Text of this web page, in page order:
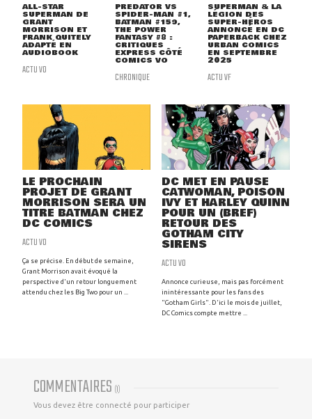
ALL-STAR
SUPERMAN DE
GRANT
MORRISON ET
FRANK QUITELY
ADAPTÉ EN
AUDIOBOOK
ACTU VO
PREDATOR VS
SPIDER-MAN #1,
BATMAN #159,
THE POWER
FANTASY #8 :
CRITIQUES
EXPRESS CÔTÉ
COMICS VO
CHRONIQUE
SUPERMAN & LA
LÉGION DES
SUPER-HÉROS
ANNONCÉ EN DC
PAPERBACK CHEZ
URBAN COMICS
EN SEPTEMBRE
2025
ACTU VF
LE PROCHAIN
PROJET DE GRANT
MORRISON SERA UN
TITRE BATMAN CHEZ
DC COMICS
ACTU VO
Ça se précise. En début de semaine,
Grant Morrison avait évoqué la
perspective d'un retour longuement
attendu chez les Big Two pour un ...
DC MET EN PAUSE
CATWOMAN, POISON
IVY ET HARLEY QUINN
POUR UN (BREF)
RETOUR DES
GOTHAM CITY
SIRENS
ACTU VO
Annonce curieuse, mais pas forcément
inintéressante pour les fans des
"Gotham Girls". D'ici le mois de juillet,
DC Comics compte mettre ...
COMMENTAIRES (1)
Vous devez être connecté pour participer